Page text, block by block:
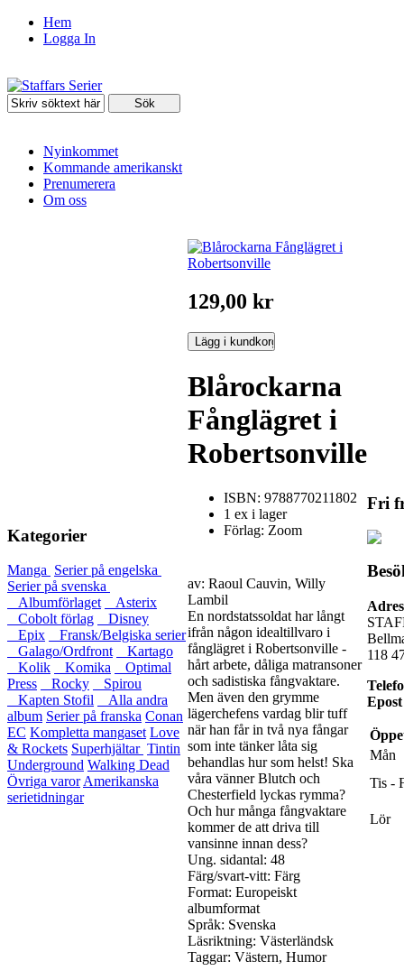
Hem
Logga In
Nyinkommet
Kommande amerikanskt
Prenumerera
Om oss
Kategorier
Manga Serier på engelska
Serier på svenska
Albumförlaget
Asterix
Cobolt förlag
Disney
Epix
Fransk/Belgiska serier
Galago/Ordfront
Kartago
Kolik
Komika
Optimal
Press
Rocky
Spirou
Kapten Stofil
Alla andra
album Serier på franska Conan
EC Kompletta mangaset Love
& Rockets Superhjältar Tintin
Underground Walking Dead
Övriga varorAmerikanska
serietidningar
129,00 kr
Blårockarna
Fånglägret i
Robertsonville
ISBN: 9788770211802
1 ex i lager
Förlag: Zoom
av: Raoul Cauvin, Willy
Lambil
En nordstatssoldat har långt
ifrån någon idealtillvaro i
fånglägret i Robertsonville -
hårt arbete, dåliga matransoner
och sadistiska fångvaktare.
Men även den grymme
lägerchefens vardag blir tuff
när han får in två nya fångar
som inte tänker låta sig
behandlas hur som helst! Ska
våra vänner Blutch och
Chesterfield lyckas rymma?
Och hur många fångvaktare
kommer de att driva till
vansinne innan dess?
Ung. sidantal: 48
Färg/svart-vitt: Färg
Format: Europeiskt
albumformat
Språk: Svenska
Läsriktning: Västerländsk
Taggar: Västern, Humor
Fri
118
Epost
Mån
Tis -
Lör